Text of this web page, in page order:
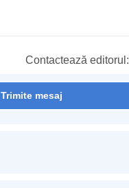
Contactează editorul:
Trimite mesaj